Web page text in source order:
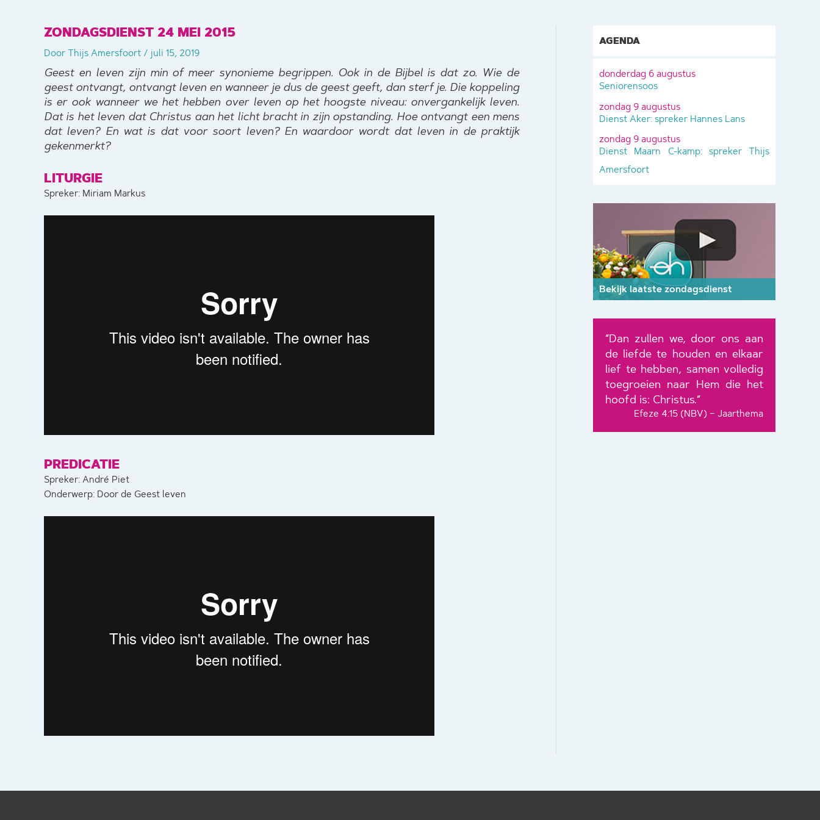
ZONDAGSDIENST 24 MEI 2015
DoorThijs Amersfoort / juli 15, 2019
Geest en leven zijn min of meer synonieme begrippen. Ook in de Bijbel is dat zo. Wie de
geest ontvangt, ontvangt leven en wanneer je dus de geest geeft, dan sterf je. Die koppeling
is er ook wanneer we het hebben over leven op het hoogste niveau: onvergankelijk leven.
Dat is het leven dat Christus aan het licht bracht in zijn opstanding. Hoe ontvangt een mens
dat leven? En wat is dat voor soort leven? En waardoor wordt dat leven in de praktijk
gekenmerkt?
LITURGIE
Spreker: Miriam Markus
PREDICATIE
Spreker: André Piet
Onderwerp: Door de Geest leven
AGENDA
donderdag 6 augustus
Seniorensoos
zondag 9 augustus
Dienst Aker: spreker Hannes Lans
zondag 9 augustus
Dienst Maarn C-kamp: spreker Thijs
Amersfoort
Bekijk laatste zondagsdienst
“Dan zullen we, door ons aan
de liefde te houden en elkaar
lief te hebben, samen volledig
toegroeien naar Hem die het
hoofd is: Christus.”
Efeze 4:15 (NBV) – Jaarthema